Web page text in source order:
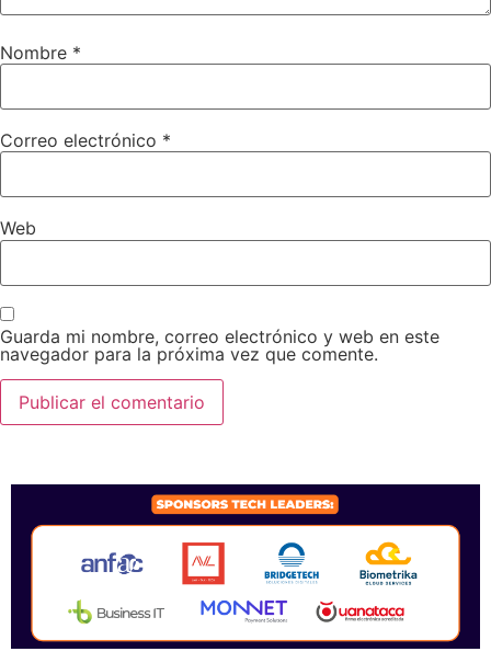
Nombre *
Correo electrónico *
Web
Guarda mi nombre, correo electrónico y web en este
navegador para la próxima vez que comente.